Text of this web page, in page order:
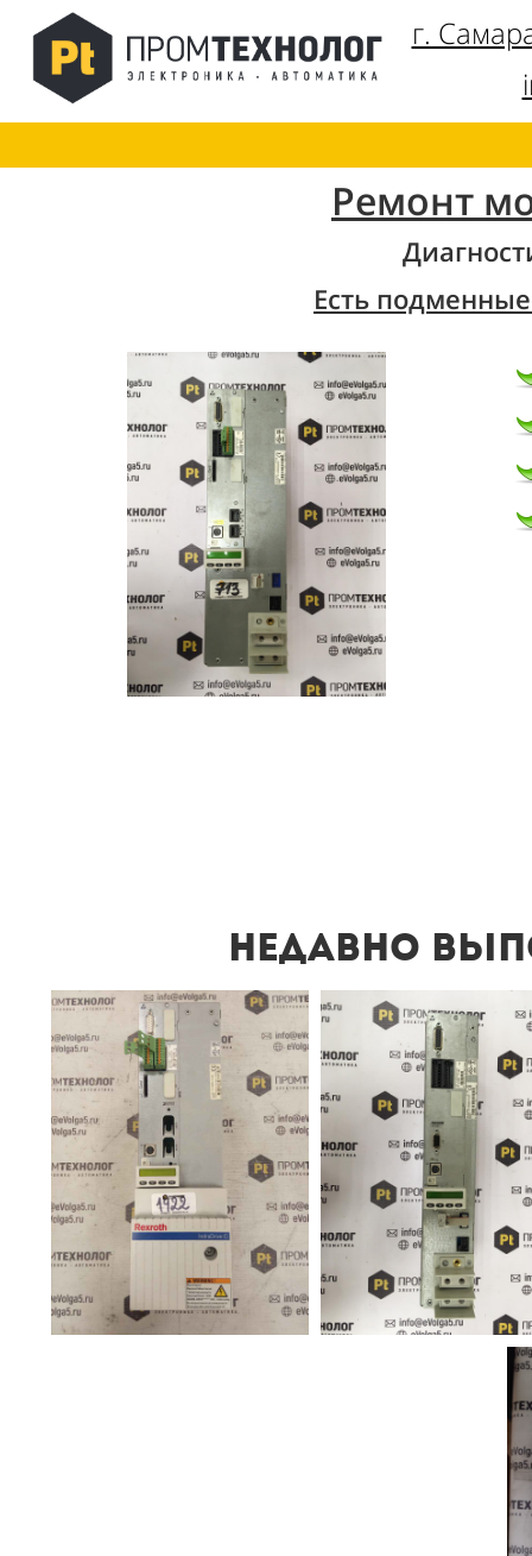
г.
Ремонт
Есть
Недавно